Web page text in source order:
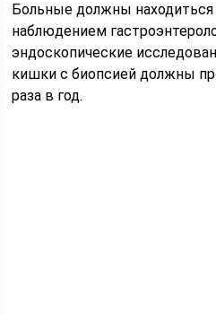
Больные должны
наблюдением
эндоскопические
кишки с биопсией должны
раза в год.